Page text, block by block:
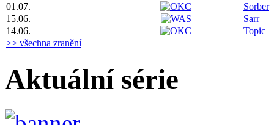
01.07.
Sorber
15.06.
Sarr
14.06.
Topic
>> všechna zranění
Aktuální série